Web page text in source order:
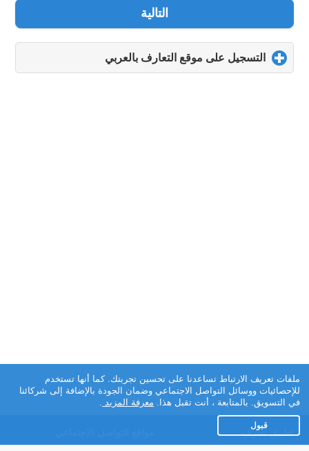
التالية
التسجيل على موقع التعارف بالعربي
to
تطبيق تعارف
ملفات تعريف الارتباط تساعدنا على تحسين تجربتك. كما أنها تستخدم
للإحصائيات ووسائل التواصل الاجتماعي وضمان الجودة بالإضافة إلى شركائنا
في التسويق. بالمتابعة ، أنت تقبل هذا. معرفة المزيد .
قبول